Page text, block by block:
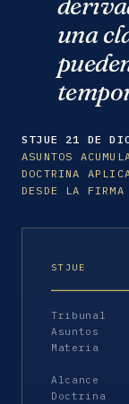
una
STJUE 21 DE
ASUNTOS
DOCTRINA
DESDE LA FIRMA
STJUE
Tribunal
Asuntos
Materia
Alcance
Doctrina